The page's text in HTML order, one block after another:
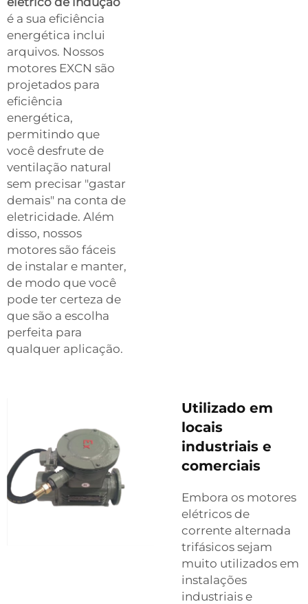
é a sua eficiência
energética inclui
arquivos. Nossos
motores EXCN são
projetados para
eficiência
energética,
permitindo que
você desfrute de
ventilação natural
sem precisar "gastar
demais" na conta de
eletricidade. Além
disso, nossos
motores são fáceis
de instalar e manter,
de modo que você
pode ter certeza de
que são a escolha
perfeita para
qualquer aplicação.
Utilizado em
locais
industriais e
comerciais
Embora os motores
elétricos de
corrente alternada
trifásicos sejam
muito utilizados em
instalações
industriais e